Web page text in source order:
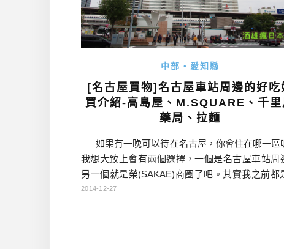
中部・愛知縣
[名古屋買物]名古屋車站周邊的好吃
買介紹-高島屋、M.SQUARE、千里
藥局、拉麵
如果有一晚可以待在名古屋，你會住在哪一區
我想大致上會有兩個選擇，一個是名古屋車站周
另一個就是榮(SAKAE)商圈了吧。其實我之前都
在榮商圈比較多，但10月去名古屋的時候，剛好
2014-12-27